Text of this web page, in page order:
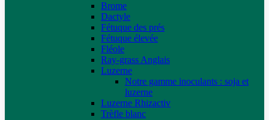
Brome
Dactyle
Fétuque des prés
Fétuque élevée
Fléole
Ray-grass Anglais
Luzerne
Notre gamme inoculants : soja et
luzerne
Luzerne Rhizactiv
Trèfle blanc